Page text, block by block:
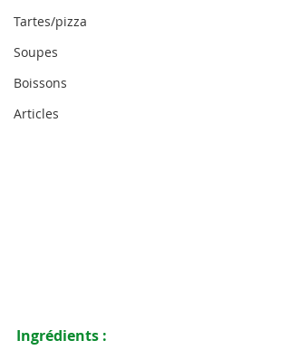
Tartes/pizza
Soupes
Boissons
Articles
Ingrédients :